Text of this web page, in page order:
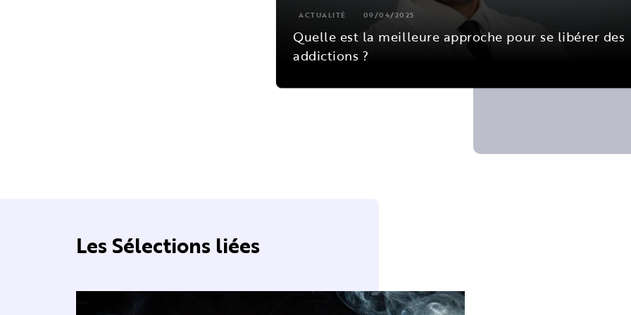
ACTUALITÉ 09/04/2025
Quelle est la meilleure approche pour se libérer des
addictions ?
Les Sélections liées